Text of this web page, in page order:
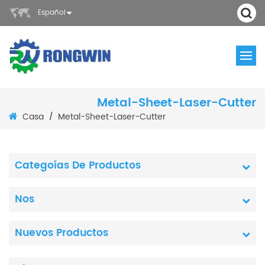
Español
Metal-Sheet-Laser-Cutter
Casa / Metal-Sheet-Laser-Cutter
Categoías De Productos
Nos
Nuevos Productos